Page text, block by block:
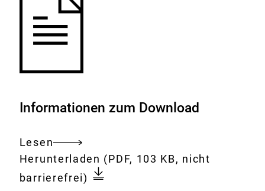
Informationen zum Download
Lesen
Gesamtes
Dokument
Download:
Herunterladen Die
Datenlage
(PDF, 103 KB, nicht
barrierefrei)